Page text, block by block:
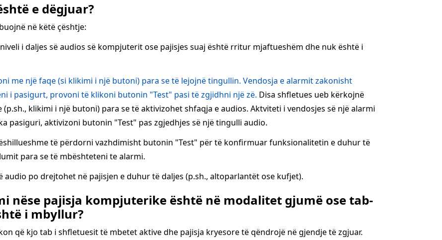
e dëgjuar?
në këtë çështje:
i daljes së audios së kompjuterit ose pajisjes suaj është rritur mjaftueshëm dhe nuk është i
me një faqe (si klikimi i një butoni) para se të lejojnë tingullin. Vendosja e alarmit zakonisht
i pasigurt, provoni të klikoni butonin "Test" pasi të zgjidhni një zë. Disa shfletues ueb kërkojnë
klikimi i një butoni) para se të aktivizohet shfaqja e audios. Aktviteti i vendosjes së një alarmi
pasiguri, aktivizoni butonin "Test" pas zgjedhjes së një tingulli audio.
të përdorni vazhdimisht butonin "Test" për të konfirmuar funksionalitetin e duhur të
para se të mbështeteni te alarmi.
audio po drejtohet në pajisjen e duhur të daljes (p.sh., altoparlantët ose kufjet).
nëse pajisja kompjuterike është në modalitet gjumë ose tab-
i mbyllur?
që kjo tab i shfletuesit të mbetet aktive dhe pajisja kryesore të qëndrojë në gjendje të zgjuar.